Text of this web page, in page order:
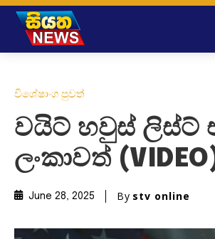
විශේෂාංග පුවත්
වයිට් හවුස් ලිස්ට්
ලංකාවත්
June 28, 2025 By stv online